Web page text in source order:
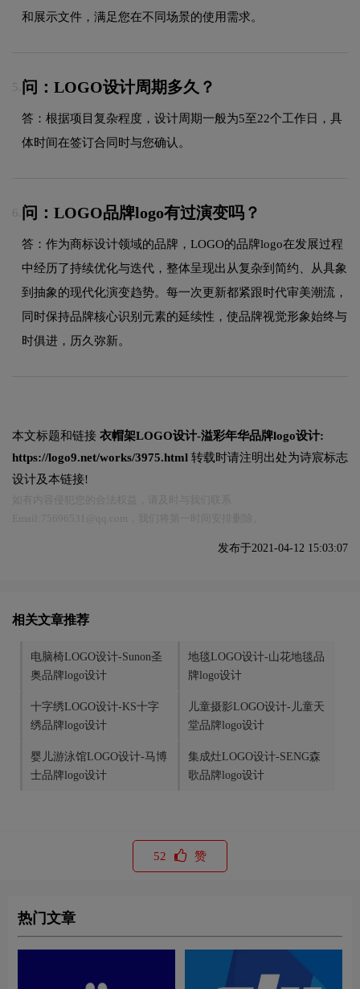
和展示文件，满足您在不同场景的使用需求。
5. 问：LOGO设计周期多久？
答：根据项目复杂程度，设计周期一般为5至22个工作日，具
体时间在签订合同时与您确认。
6. 问：LOGO品牌logo有过演变吗？
答：作为商标设计领域的品牌，LOGO的品牌logo在发展过程
中经历了持续优化与迭代，整体呈现出从复杂到简约、从具象
到抽象的现代化演变趋势。每一次更新都紧跟时代审美潮流，
同时保持品牌核心识别元素的延续性，使品牌视觉形象始终与
时俱进，历久弥新。
本文标题和链接 衣帽架LOGO设计-溢彩年华品牌logo设计:
https://logo9.net/works/3975.html 转载时请注明出处为诗宸标志
设计及本链接!
发布于2021-04-12 15:03:07
相关文章推荐
电脑椅LOGO设计-Sunon圣
奥品牌logo设计
地毯LOGO设计-山花地毯品
牌logo设计
十字绣LOGO设计-KS十字
绣品牌logo设计
儿童摄影LOGO设计-儿童天
堂品牌logo设计
婴儿游泳馆LOGO设计-马博
士品牌logo设计
集成灶LOGO设计-SENG森
歌品牌logo设计
52 赞
热门文章